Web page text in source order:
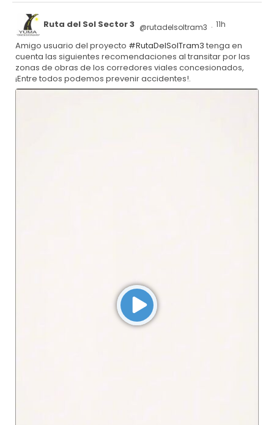
Ruta del Sol Sector 3 @rutadelsoltram3 · 11h
Amigo usuario del proyecto #RutaDelSolTram3 tenga en
cuenta las siguientes recomendaciones al transitar por las
zonas de obras de los corredores viales concesionados,
¡Entre todos podemos prevenir accidentes!.